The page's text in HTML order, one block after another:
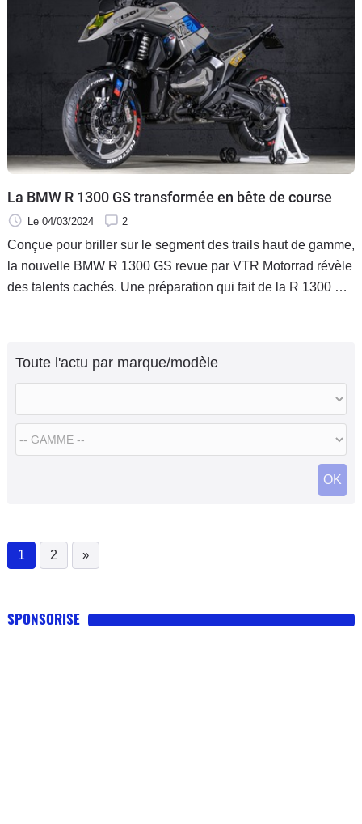
La BMW R 1300 GS transformée en bête de course
Le 04/03/2024 2
Conçue pour briller sur le segment des trails haut de gamme,
la nouvelle BMW R 1300 GS revue par VTR Motorrad révèle
des talents cachés. Une préparation qui fait de la R 1300 GS
Toute l'actu par marque/modèle
OK
1
(current)
2 »
SPONSORISE